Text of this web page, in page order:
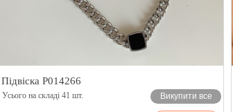
Підвіска P014266
Усього на складі 41 шт. Викупити все